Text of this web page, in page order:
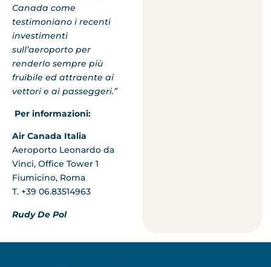
Canada come
testimoniano i recenti
investimenti
sull’aeroporto per
renderlo sempre più
fruibile ed attraente ai
vettori e ai passeggeri.”
Per informazioni:
Air Canada Italia
Aeroporto Leonardo da
Vinci, Office Tower 1
Fiumicino, Roma
T. +39 06.83514963
Rudy De Pol